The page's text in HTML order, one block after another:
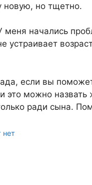
новую, но тщетно.
начались
устраивает
если вы
можно
ради сына.
нет